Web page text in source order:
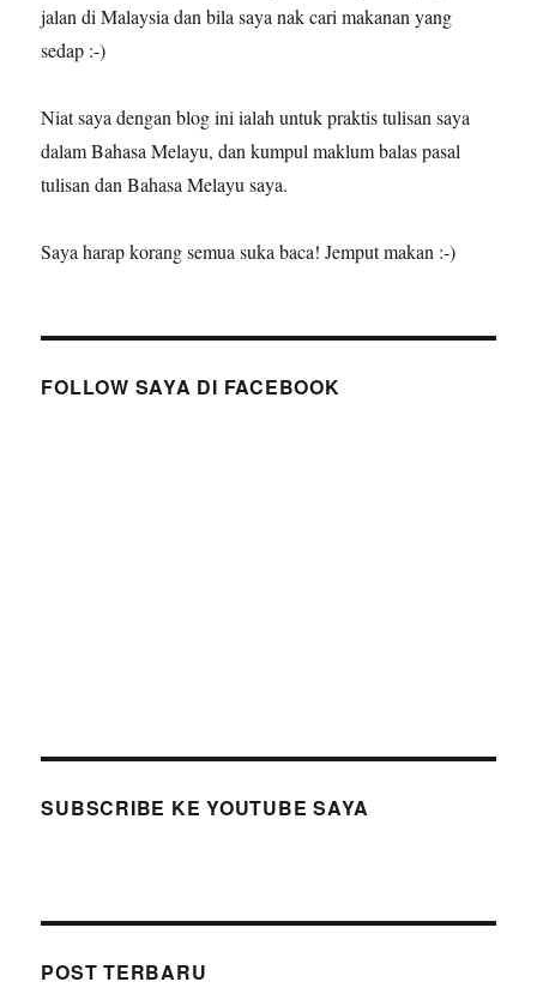
jalan di Malaysia dan bila saya nak cari makanan yang
sedap :-)
Niat saya dengan blog ini ialah untuk praktis tulisan saya
dalam Bahasa Melayu, dan kumpul maklum balas pasal
tulisan dan Bahasa Melayu saya.
Saya harap korang semua suka baca! Jemput makan :-)
FOLLOW SAYA DI FACEBOOK
SUBSCRIBE KE YOUTUBE SAYA
POST TERBARU